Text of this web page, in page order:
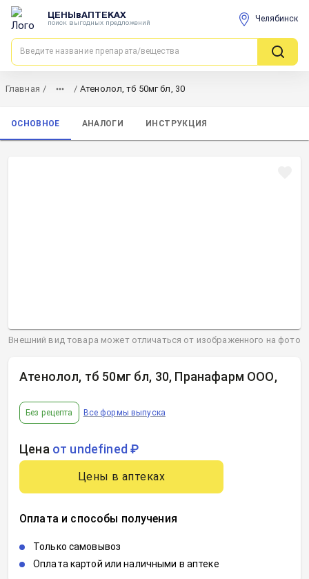
ЦЕНЫвАПТЕКАХ
поиск выгодных предложений Челябинск
Главная / / Атенолол, тб 50мг бл, 30
ОСНОВНОЕ АНАЛОГИ ИНСТРУКЦИЯ
Атенолол, тб 50мг бл, 30, Пранафарм ООО,
Без рецепта Все формы выпуска
Цена от undefined ₽
Цены в аптеках
Оплата и способы получения
Только самовывоз
Оплата картой или наличными в аптеке
Внешний вид товара может отличаться от изображенного на фото